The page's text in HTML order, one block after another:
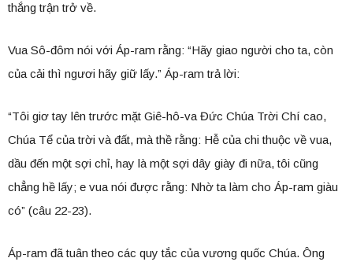
thắng trận trở về.
Vua Sô-đôm nói với Áp-ram rằng: “Hãy giao người cho ta, còn
của cải thì ngươi hãy giữ lấy.” Áp-ram trả lời:
“Tôi giơ tay lên trước mặt Giê-hô-va Đức Chúa Trời Chí cao,
Chúa Tể của trời và đất, mà thề rằng: Hễ của chi thuộc về vua,
dầu đến một sợi chỉ, hay là một sợi dây giày đi nữa, tôi cũng
chẳng hề lấy; e vua nói được rằng: Nhờ ta làm cho Áp-ram giàu
có” (câu 22-23).
Áp-ram đã tuân theo các quy tắc của vương quốc Chúa. Ông